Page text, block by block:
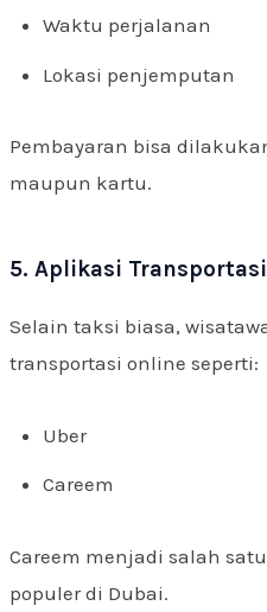
Waktu perjalanan
Lokasi penjemputan
Pembayaran bisa
maupun kartu.
5. Aplikasi
Selain taksi biasa,
transportasi online seperti:
Uber
Careem
Careem menjadi salah
populer di Dubai.